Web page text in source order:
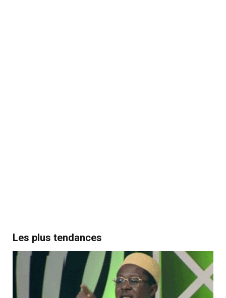
Les plus tendances